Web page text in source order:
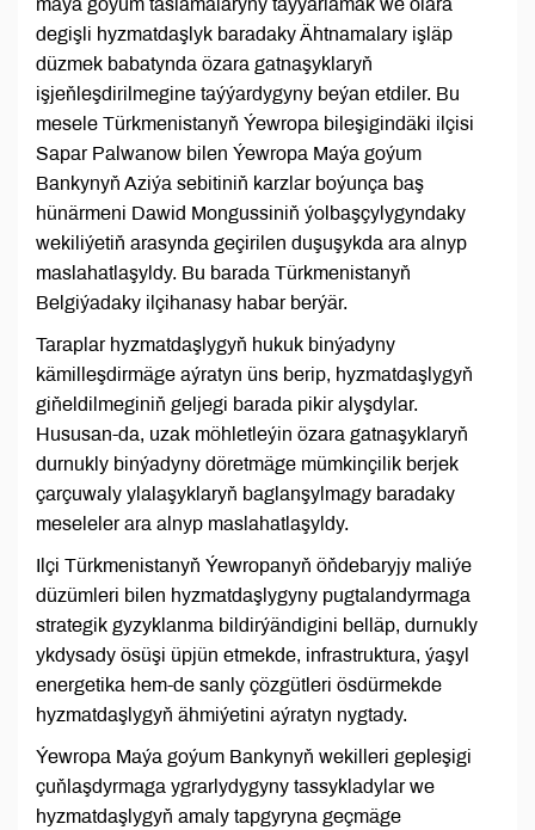
maýa goýum taslamalaryny taýýarlamak we olara
degişli hyzmatdaşlyk baradaky Ähtnamalary işläp
düzmek babatynda özara gatnaşyklaryň
işjeňleşdirilmegine taýýardygyny beýan etdiler. Bu
mesele Türkmenistanyň Ýewropa bileşigindäki ilçisi
Sapar Palwanow bilen Ýewropa Maýa goýum
Bankynyň Aziýa sebitiniň karzlar boýunça baş
hünärmeni Dawid Mongussiniň ýolbaşçylygyndaky
wekiliýetiň arasynda geçirilen duşuşykda ara alnyp
maslahatlaşyldy. Bu barada Türkmenistanyň
Belgiýadaky ilçihanasy habar berýär.
Taraplar hyzmatdaşlygyň hukuk binýadyny
kämilleşdirmäge aýratyn üns berip, hyzmatdaşlygyň
giňeldilmeginiň geljegi barada pikir alyşdylar.
Hususan-da, uzak möhletleýin özara gatnaşyklaryň
durnukly binýadyny döretmäge mümkinçilik berjek
çarçuwaly ylalaşyklaryň baglanşylmagy baradaky
meseleler ara alnyp maslahatlaşyldy.
Ilçi Türkmenistanyň Ýewropanyň öňdebaryjy maliýe
düzümleri bilen hyzmatdaşlygyny pugtalandyrmaga
strategik gyzyklanma bildirýändigini belläp, durnukly
ykdysady ösüşi üpjün etmekde, infrastruktura, ýaşyl
energetika hem-de sanly çözgütleri ösdürmekde
hyzmatdaşlygyň ähmiýetini aýratyn nygtady.
Ýewropa Maýa goýum Bankynyň wekilleri gepleşigi
çuňlaşdyrmaga ygrarlydygyny tassykladylar we
hyzmatdaşlygyň amaly tapgyryna geçmäge